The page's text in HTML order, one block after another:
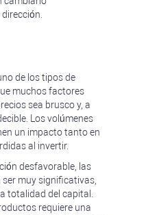
de los tipos de
muchos factores
sea brusco y, a
Los volúmenes
un impacto tanto en
al invertir.
desfavorable, las
muy significativas,
totalidad del capital.
requiere una